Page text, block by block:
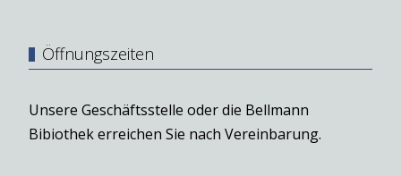
Öffnungszeiten
Unsere Geschäftsstelle oder die Bellmann
Bibiothek erreichen Sie nach Vereinbarung.